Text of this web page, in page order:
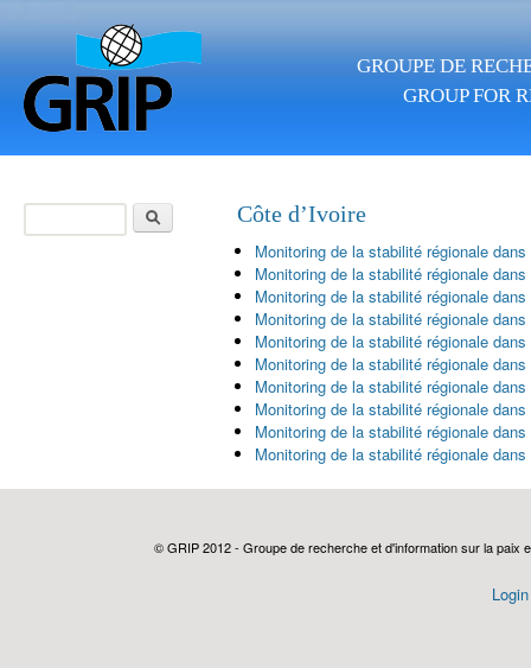
GROUPE DE
GROUP FOR
Côte d’Ivoire
Monitoring de la stabilité régionale
Monitoring de la stabilité régionale
Monitoring de la stabilité régionale
Monitoring de la stabilité régionale
Monitoring de la stabilité régionale
Monitoring de la stabilité régionale
Monitoring de la stabilité régionale
Monitoring de la stabilité régionale
Monitoring de la stabilité régionale
Monitoring de la stabilité régionale
Search form
© GRIP 2012 - Groupe de recherche et d'information sur la paix
Login